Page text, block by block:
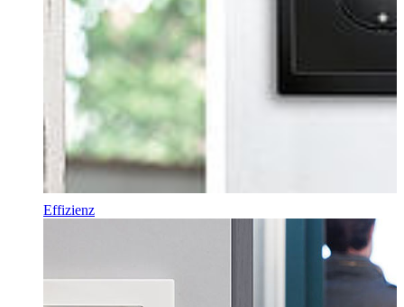
Effizienz